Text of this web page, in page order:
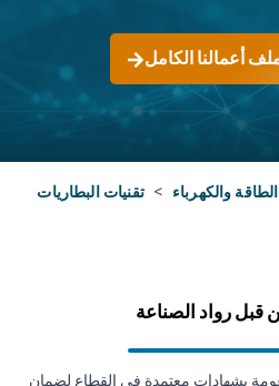
أعمالنا الكامل
الطاقة والكهرباء > تقنيات البطاريات
قبل رواد الصناعة
بشهادات معتمدة في القطاع لضمان